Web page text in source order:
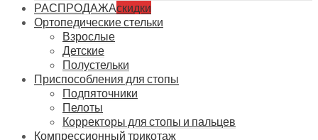
РАСПРОДАЖАскидки
Ортопедические стельки
Взрослые
Детские
Полустельки
Приспособления для стопы
Подпяточники
Пелоты
Корректоры для стопы и пальцев
Компрессионный трикотаж